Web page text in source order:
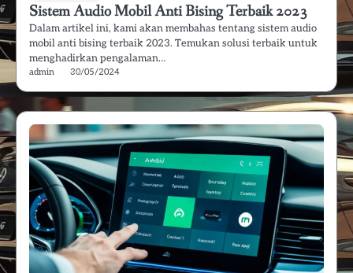
Sistem Audio Mobil Anti Bising Terbaik 2023
Dalam artikel ini, kami akan membahas tentang sistem audio
mobil anti bising terbaik 2023. Temukan solusi terbaik untuk
menghadirkan pengalaman…
admin 30/05/2024